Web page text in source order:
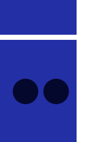
cette série pour